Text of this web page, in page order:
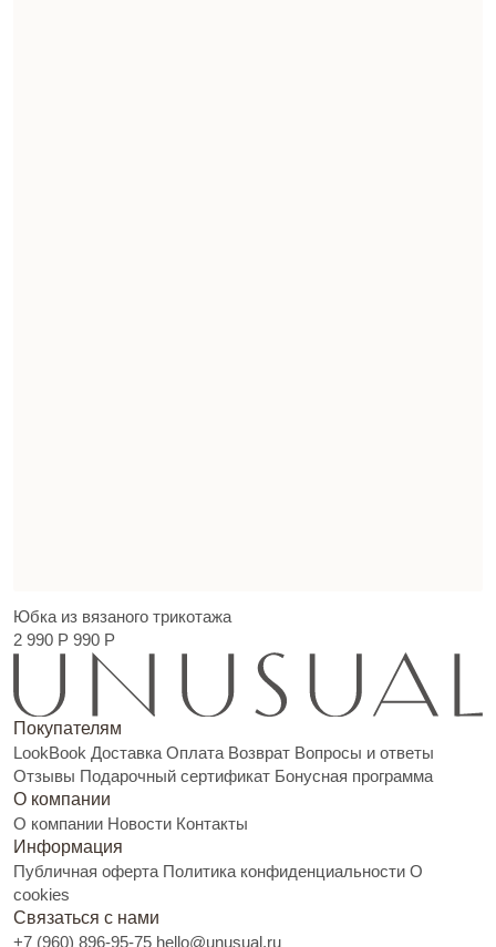
Юбка из вязаного трикотажа
2 990 Р 990 Р
Покупателям
LookBook Доставка Оплата Возврат Вопросы и ответы
Отзывы Подарочный сертификат Бонусная программа
О компании
О компании Новости Контакты
Информация
Публичная оферта Политика конфиденциальности О
cookies
Связаться с нами
+7 (960) 896-95-75 hello@unusual.ru